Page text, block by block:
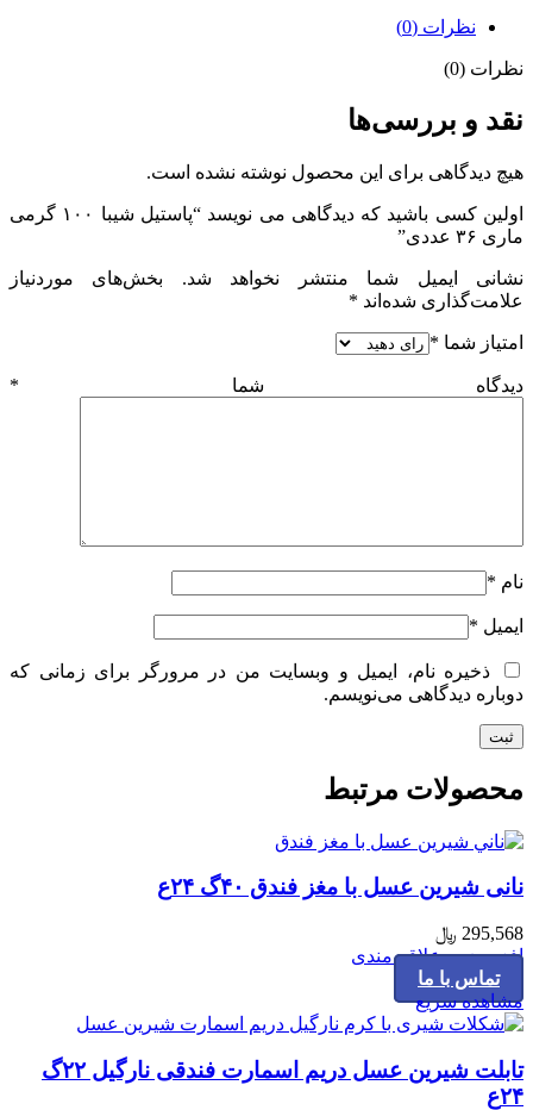
نظرات (0)
نظرات (0)
نقد و بررسی‌ها
هیچ دیدگاهی برای این محصول نوشته نشده است.
اولین کسی باشید که دیدگاهی می نویسد “پاستیل شیبا ۱۰۰ گرمی
ماری ۳۶ عددی”
نشانی ایمیل شما منتشر نخواهد شد.
بخش‌های موردنیاز
علامت‌گذاری شده‌اند *
امتیاز شما *
دیدگاه شما *
نام *
ایمیل *
ذخیره نام، ایمیل و وبسایت من در مرورگر برای زمانی که
دوباره دیدگاهی می‌نویسم.
محصولات مرتبط
نانی شیرین عسل با مغز فندق ۴۰گ ۲۴ع
295,568 ﷼
افزودن به علاقه مندی
تماس با ما
مشاهده سریع
تابلت شیرین عسل دریم اسمارت فندقی نارگیل ۲۲گ
۲۴ع